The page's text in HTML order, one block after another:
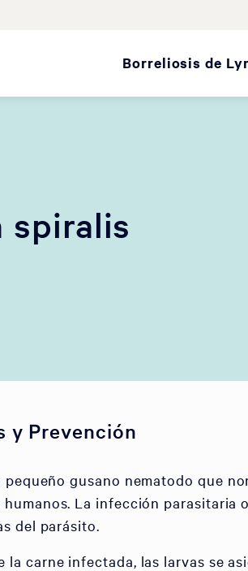
Borreliosis de
spiralis
y Prevención
gusano nematodo que
La infección
del parásito.
la carne infectada, las larvas se